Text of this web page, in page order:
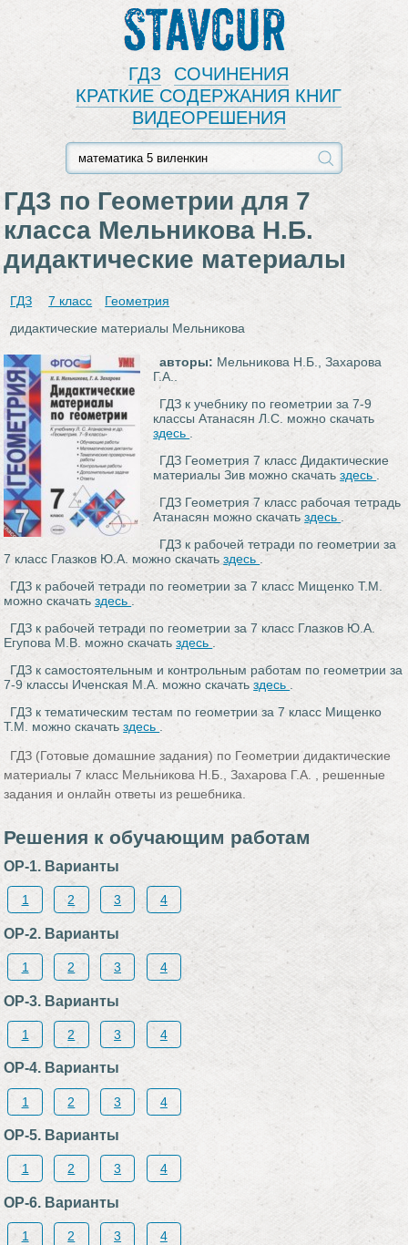
Stavcur
ГДЗ
СОЧИНЕНИЯ
КРАТКИЕ СОДЕРЖАНИЯ КНИГ
ВИДЕОРЕШЕНИЯ
ГДЗ по Геометрии для 7
класса Мельникова Н.Б.
дидактические материалы
ГДЗ 7 класс
Геометрия
дидактические материалы Мельникова
авторы: Мельникова Н.Б., Захарова
Г.А..
ГДЗ к учебнику по геометрии за 7-9
классы Атанасян Л.С. можно скачать
здесь
ГДЗ Геометрия 7 класс Дидактические
материалы Зив можно скачатьздесь
ГДЗ Геометрия 7 класс рабочая тетрадь
Атанасян можно скачатьздесь
ГДЗ к рабочей тетради по геометрии за
7 класс Глазков Ю.А. можно скачатьздесь
ГДЗ к рабочей тетради по геометрии за 7 класс Мищенко Т.М.
можно скачатьздесь
ГДЗ к рабочей тетради по геометрии за 7 класс Глазков Ю.А.
Егупова М.В. можно скачатьздесь
ГДЗ к самостоятельным и контрольным работам по геометрии за
7-9 классы Иченская М.А. можно скачатьздесь
ГДЗ к тематическим тестам по геометрии за 7 класс Мищенко
Т.М. можно скачатьздесь
ГДЗ (Готовые домашние задания) по Геометрии дидактические
материалы 7 класс Мельникова Н.Б., Захарова Г.А. , решенные
задания и онлайн ответы из решебника.
Решения к обучающим работам
ОР-1. Варианты
1 2 3 4
ОР-2. Варианты
1 2 3 4
ОР-3. Варианты
1 2 3 4
ОР-4. Варианты
1 2 3 4
ОР-5. Варианты
1 2 3 4
ОР-6. Варианты
1 2 3 4